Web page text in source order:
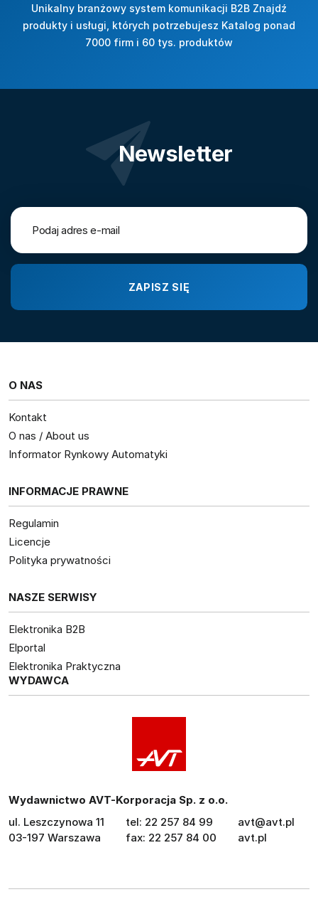
Unikalny branżowy system komunikacji B2B Znajdź
produkty i usługi, których potrzebujesz Katalog ponad
7000 firm i 60 tys. produktów
Newsletter
O NAS
Kontakt
O nas / About us
Informator Rynkowy Automatyki
INFORMACJE PRAWNE
Regulamin
Licencje
Polityka prywatności
NASZE SERWISY
Elektronika B2B
Elportal
Elektronika Praktyczna
WYDAWCA
Wydawnictwo AVT-Korporacja Sp. z o.o.
ul. Leszczynowa 11
03-197 Warszawa
tel: 22 257 84 99
fax: 22 257 84 00
avt@avt.pl
avt.pl